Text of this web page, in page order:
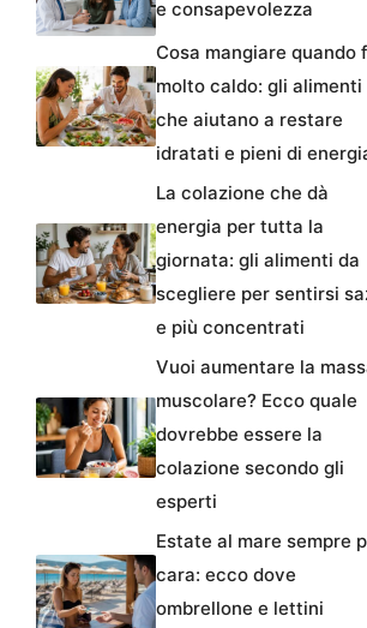
e consapevolezza
Cosa mangiare quando
molto caldo: gli alimenti
che aiutano a restare
idratati e pieni di
La colazione che dà
energia per tutta la
giornata: gli alimenti da
scegliere per sentirsi
e più concentrati
Vuoi aumentare la
muscolare? Ecco quale
dovrebbe essere la
colazione secondo gli
esperti
Estate al mare sempre
cara: ecco dove
ombrellone e lettini